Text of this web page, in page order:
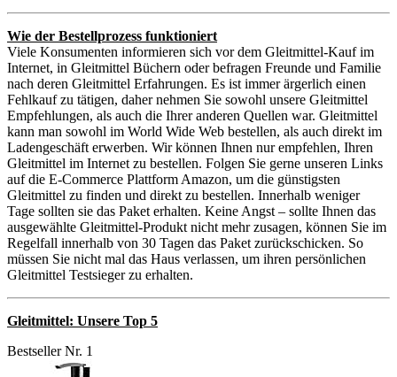
Wie der Bestellprozess funktioniert
Viele Konsumenten informieren sich vor dem Gleitmittel-Kauf im
Internet, in Gleitmittel Büchern oder befragen Freunde und Familie
nach deren Gleitmittel Erfahrungen. Es ist immer ärgerlich einen
Fehlkauf zu tätigen, daher nehmen Sie sowohl unsere Gleitmittel
Empfehlungen, als auch die Ihrer anderen Quellen war. Gleitmittel
kann man sowohl im World Wide Web bestellen, als auch direkt im
Ladengeschäft erwerben. Wir können Ihnen nur empfehlen, Ihren
Gleitmittel im Internet zu bestellen. Folgen Sie gerne unseren Links
auf die E-Commerce Plattform Amazon, um die günstigsten
Gleitmittel zu finden und direkt zu bestellen. Innerhalb weniger
Tage sollten sie das Paket erhalten. Keine Angst – sollte Ihnen das
ausgewählte Gleitmittel-Produkt nicht mehr zusagen, können Sie im
Regelfall innerhalb von 30 Tagen das Paket zurückschicken. So
müssen Sie nicht mal das Haus verlassen, um ihren persönlichen
Gleitmittel Testsieger zu erhalten.
Gleitmittel: Unsere Top 5
Bestseller Nr. 1